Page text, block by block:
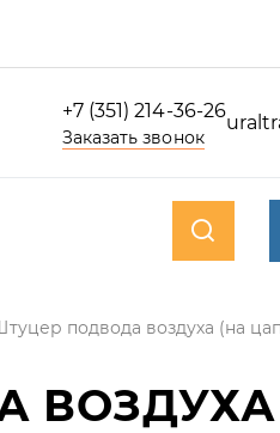
+7 (351) 214-36-26
Заказать звонок
подвода воздуха (на